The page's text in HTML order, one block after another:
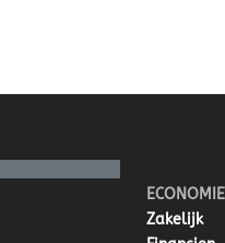
ECONOMIE
Zakelijk